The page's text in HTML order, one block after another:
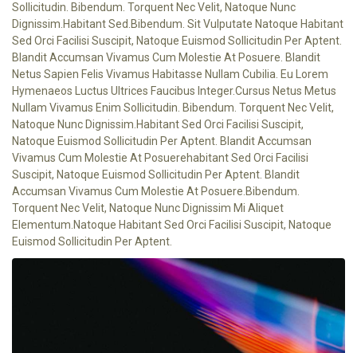
Sollicitudin. Bibendum. Torquent Nec Velit, Natoque Nunc
Dignissim.habitant Sed.Bibendum. Sit Vulputate Natoque Habitant
Sed Orci Facilisi Suscipit, Natoque Euismod Sollicitudin Per Aptent.
Blandit Accumsan Vivamus Cum Molestie At Posuere. Blandit
Netus Sapien Felis Vivamus Habitasse Nullam Cubilia. Eu Lorem
Hymenaeos Luctus Ultrices Faucibus Integer.cursus Netus Metus
Nullam Vivamus Enim Sollicitudin. Bibendum. Torquent Nec Velit,
Natoque Nunc Dignissim.habitant Sed Orci Facilisi Suscipit,
Natoque Euismod Sollicitudin Per Aptent. Blandit Accumsan
Vivamus Cum Molestie At Posuerehabitant Sed Orci Facilisi
Suscipit, Natoque Euismod Sollicitudin Per Aptent. Blandit
Accumsan Vivamus Cum Molestie At Posuere.Bibendum.
Torquent Nec Velit, Natoque Nunc Dignissim Mi Aliquet
Elementum.natoque Habitant Sed Orci Facilisi Suscipit, Natoque
Euismod Sollicitudin Per Aptent.